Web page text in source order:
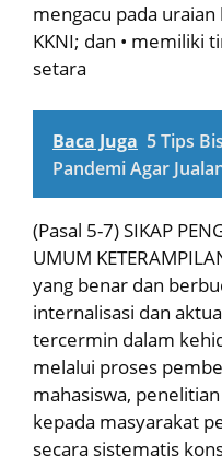
mengacu pada
KKNI; dan • memiliki
setara
Baca Juga 5 Tips
Pandemi Agar
(Pasal 5-7) SIKAP
UMUM
yang benar dan
internalisasi dan
tercermin dalam
melalui proses
mahasiswa,
kepada masyarakat
secara sistematis